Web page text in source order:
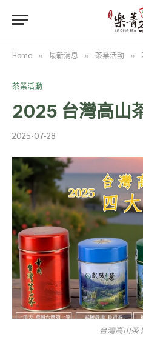
Home » 最新消息 » 茶業活動 »
茶業活動
2025 台灣高山
2025-07-28
台灣高山茶